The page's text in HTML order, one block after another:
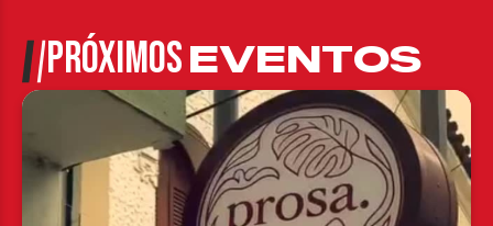
PRÓXIMOSEVENTOS